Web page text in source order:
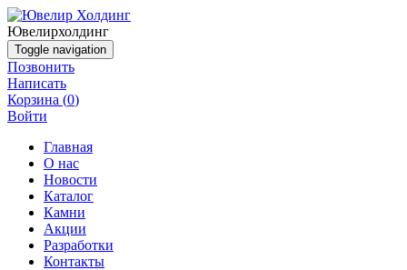
Ювелирхолдинг
Toggle navigation
Позвонить
Написать
Корзина (0)
Войти
Главная
О нас
Новости
Каталог
Камни
Акции
Разработки
Контакты